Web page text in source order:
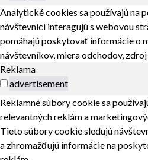
Analytické cookies sa používajú na
návštevníci interagujú s webovou
pomáhajú poskytovať informácie o
návštevníkov, miera odchodov,
Reklama
advertisement
Reklamné súbory cookie sa
relevantných reklám a
Tieto súbory cookie sledujú
a zhromažďujú informácie na